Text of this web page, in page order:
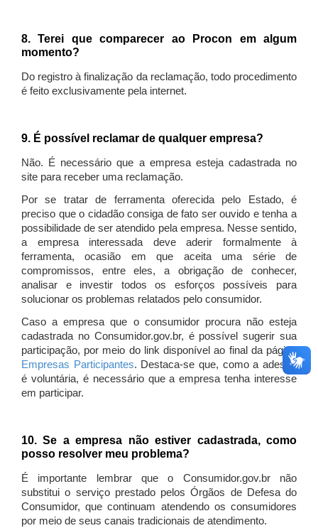
8. Terei que comparecer ao Procon em algum
momento?
Do registro à finalização da reclamação, todo procedimento
é feito exclusivamente pela internet.
9. É possível reclamar de qualquer empresa?
Não. É necessário que a empresa esteja cadastrada no
site para receber uma reclamação.
Por se tratar de ferramenta oferecida pelo Estado, é
preciso que o cidadão consiga de fato ser ouvido e tenha a
possibilidade de ser atendido pela empresa. Nesse sentido,
a empresa interessada deve aderir formalmente à
ferramenta, ocasião em que aceita uma série de
compromissos, entre eles, a obrigação de conhecer,
analisar e investir todos os esforços possíveis para
solucionar os problemas relatados pelo consumidor.
Caso a empresa que o consumidor procura não esteja
cadastrada no Consumidor.gov.br, é possível sugerir sua
participação, por meio do link disponível ao final da página
Empresas Participantes. Destaca-se que, como a adesão
é voluntária, é necessário que a empresa tenha interesse
em participar.
10. Se a empresa não estiver cadastrada, como
posso resolver meu problema?
É importante lembrar que o Consumidor.gov.br não
substitui o serviço prestado pelos Órgãos de Defesa do
Consumidor, que continuam atendendo os consumidores
por meio de seus canais tradicionais de atendimento.